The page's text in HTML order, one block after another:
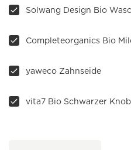
Solwang Design Bio
yaweco Zahnseide